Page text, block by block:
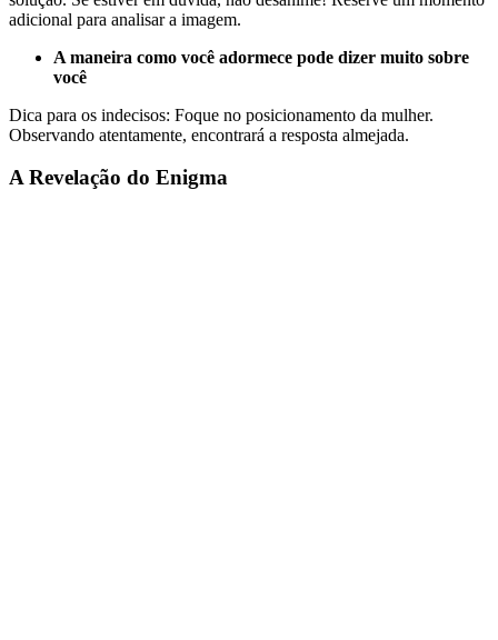
adicional para analisar a imagem.
A maneira como você adormece pode dizer muito sobre
você
Dica para os indecisos: Foque no posicionamento da mulher.
Observando atentamente, encontrará a resposta almejada.
A Revelação do Enigma